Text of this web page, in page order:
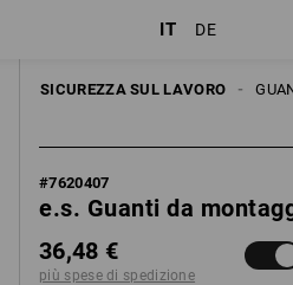
IT DE
SICUREZZA SUL LAVORO
#7620407
e.s. Guanti da
36,48 €
più spese di spedizione